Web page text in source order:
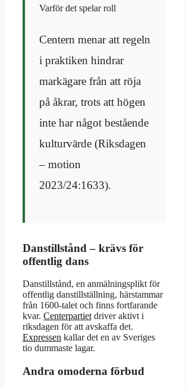
Varför det spelar roll
Centern menar att regeln
i praktiken hindrar
markägare från att röja
på åkrar, trots att högen
inte har något bestående
kulturvärde (Riksdagen
– motion
2023/24:1633).
Danstillstånd – krävs för
offentlig dans
Danstillstånd, en anmälningsplikt för
offentlig danstillställning, härstammar
från 1600-talet och finns fortfarande
kvar. Centerpartiet driver aktivt i
riksdagen för att avskaffa det.
Expressen kallar det en av Sveriges
tio dummaste lagar.
Andra omoderna förbud